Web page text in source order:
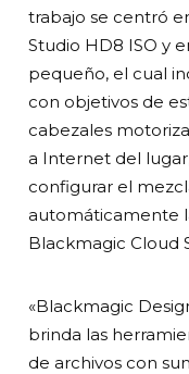
trabajo se centró
Studio HD8 ISO y
pequeño, el cual
con objetivos de
cabezales
a Internet del
configurar el
automáticamente
Blackmagic Cloud
«Blackmagic
brinda las
de archivos con